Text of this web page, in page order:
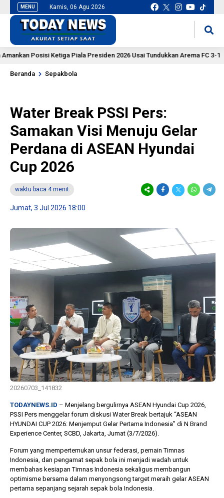
MENU Kamis, 06 Agu 2026
Posisi Ketiga Piala Presiden 2026 Usai Tundukkan Arema FC 3-1
Beranda Sepakbola
Water Break PSSI Pers:
Samakan Visi Menuju Gelar
Perdana di ASEAN Hyundai
Cup 2026
waktu baca 4 menit
Jumat, 3 Jul 2026 18:00
20260703_141832
TODAYNEWS.ID – Menjelang bergulirnya ASEAN Hyundai Cup 2026,
PSSI Pers menggelar forum diskusi Water Break bertajuk “ASEAN
HYUNDAI CUP 2026: Menjemput Gelar Pertama Indonesia” di N Brand
Experience Center, SCBD, Jakarta, Jumat (3/7/2026).
Forum yang mempertemukan unsur federasi, pemain Timnas
Indonesia, dan pengamat sepak bola ini menjadi wadah untuk
membahas kesiapan Timnas Indonesia sekaligus membangun
optimisme bersama dalam menyongsong target meraih gelar ASEAN
pertama sepanjang sejarah sepak bola Indonesia.
10 bulan lalu
KPU Batalkan
Keputusan Dokumen
Capres-Cawapres
Dirahasiakan